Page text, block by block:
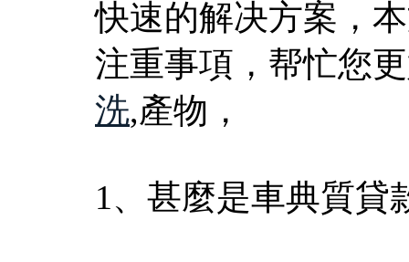
快速的解决方案，
注重事項，帮忙您
洗,產物，
1、甚麼是車典質貸